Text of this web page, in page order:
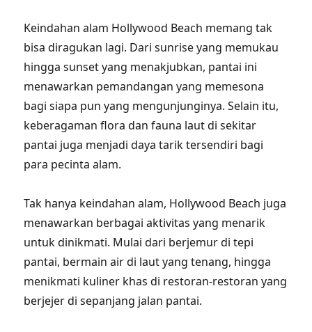
Keindahan alam Hollywood Beach memang tak
bisa diragukan lagi. Dari sunrise yang memukau
hingga sunset yang menakjubkan, pantai ini
menawarkan pemandangan yang memesona
bagi siapa pun yang mengunjunginya. Selain itu,
keberagaman flora dan fauna laut di sekitar
pantai juga menjadi daya tarik tersendiri bagi
para pecinta alam.
Tak hanya keindahan alam, Hollywood Beach juga
menawarkan berbagai aktivitas yang menarik
untuk dinikmati. Mulai dari berjemur di tepi
pantai, bermain air di laut yang tenang, hingga
menikmati kuliner khas di restoran-restoran yang
berjejer di sepanjang jalan pantai.